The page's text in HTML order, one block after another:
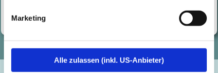
Marketing
Alle zulassen (inkl. US-Anbieter)